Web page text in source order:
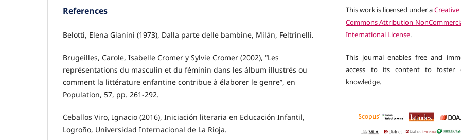
References
Belotti, Elena Gianini (1973), Dalla parte delle bambine, Milán, Feltrinelli.
Brugeilles, Carole, Isabelle Cromer y Sylvie Cromer (2002), “Les
représentations du masculin et du féminin dans les álbum illustrés ou
comment la littérature enfantine contribue à élaborer le genre”, en
Population, 57, pp. 261-292.
Ceballos Viro, Ignacio (2016), Iniciación literaria en Educación Infantil,
Logroño, Universidad Internacional de La Rioja.
This work is licensed under aCreative
Commons Attribution-
International License.
This journal enables free and
access to its content to foster
knowledge.